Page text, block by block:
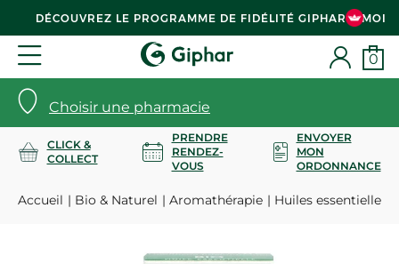
DÉCOUVREZ LE PROGRAMME DE FIDÉLITÉ GIPHAR & MOI
Choisir une pharmacie
0
CLICK &
COLLECT
PRENDRE
RENDEZ-
VOUS
ENVOYER
MON
ORDONNANCE
Accueil Bio & Naturel Aromathérapie Huiles essentielles